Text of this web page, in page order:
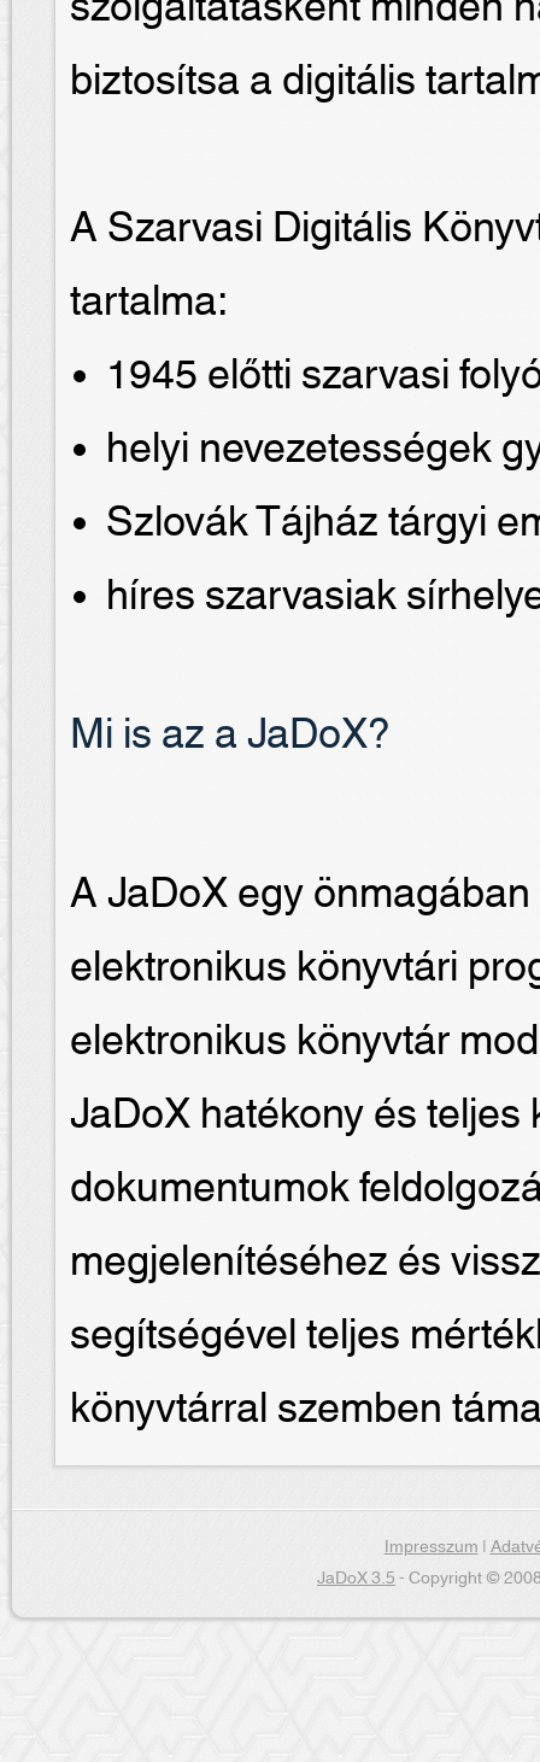
biztosítsa a digitális
A Szarvasi Digitális
tartalma:
1945 előtti szarvasi
helyi nevezetességek
Szlovák Tájház tárgyi
híres szarvasiak
Mi is az a JaDoX?
A JaDoX egy
elektronikus könyvtári
elektronikus könyvtár
JaDoX hatékony és
dokumentumok
megjelenítéséhez és
segítségével teljes
könyvtárral szemben
Impresszum|
JaDoX 3.5- Copyright ©